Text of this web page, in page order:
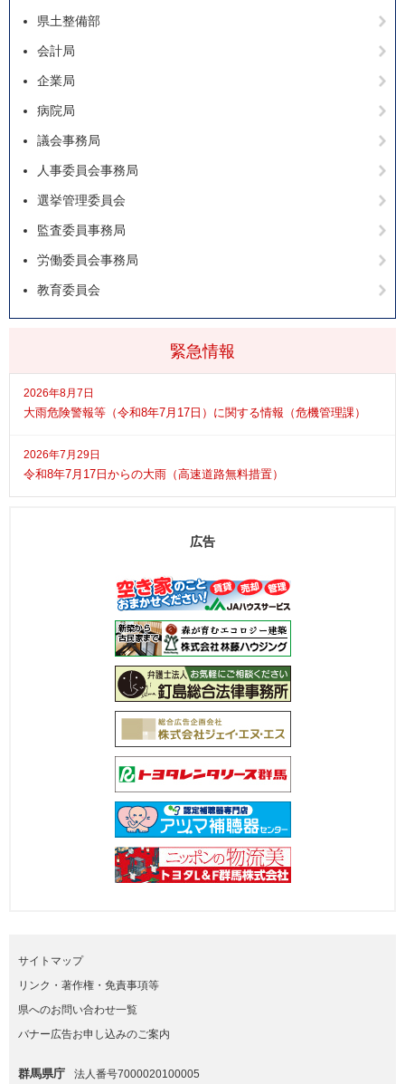
緊急情報
2026年8月7日
大雨危険警報等（令和8年7月17日）に関する情報（危機管理課）
2026年7月29日
令和8年7月17日からの大雨（高速道路無料措置）
県土整備部
会計局
企業局
病院局
議会事務局
人事委員会事務局
選挙管理委員会
監査委員事務局
労働委員会事務局
教育委員会
広告
サイトマップ
リンク・著作権・免責事項等
県へのお問い合わせ一覧
バナー広告お申し込みのご案内
群馬県庁 法人番号7000020100005